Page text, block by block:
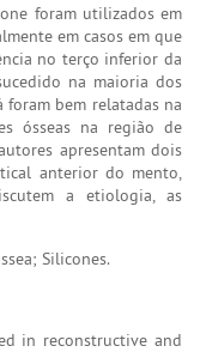
foram utilizados em
em casos em que
no terço inferior da
na maioria dos
foram bem relatadas na
ósseas na região de
apresentam dois
anterior do mento,
a etiologia, as
Silicones.
in reconstructive and